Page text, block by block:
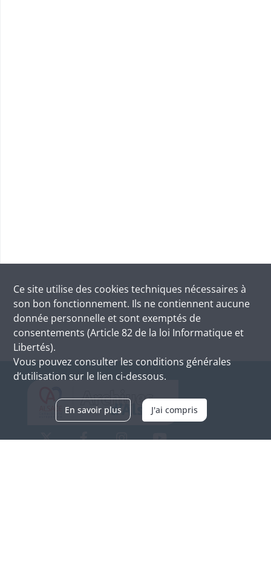
Ce site utilise des cookies techniques nécessaires à
son bon fonctionnement. Ils ne contiennent aucune
donnée personnelle et sont exemptés de
consentements (Article 82 de la loi Informatique et
Libertés).
Vous pouvez consulter les conditions générales
d’utilisation sur le lien ci-dessous.
En savoir plus J'ai compris